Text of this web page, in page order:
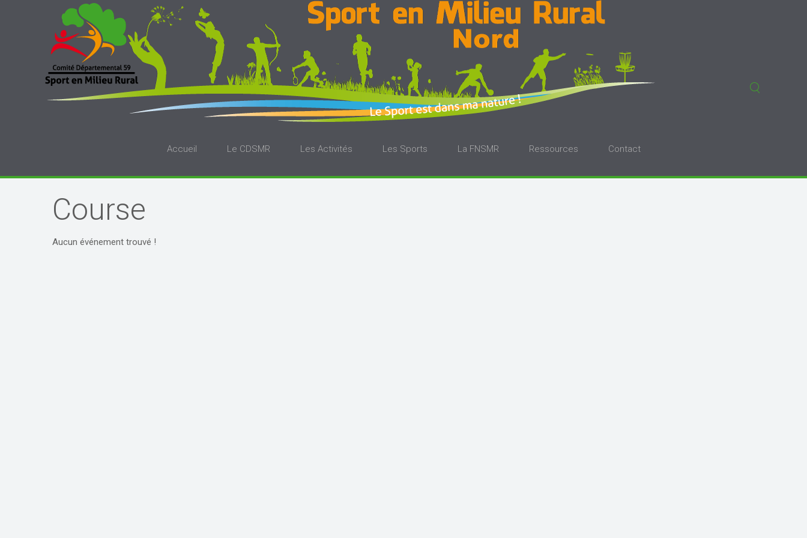
Accueil Le CDSMR Les Activités Les Sports La FNSMR Ressources Contact
Course
Aucun événement trouvé !